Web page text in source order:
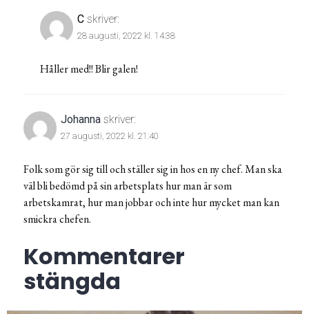
C skriver:
28 augusti, 2022 kl. 14:38
Håller med!! Blir galen!
Johanna skriver:
27 augusti, 2022 kl. 21:40
Folk som gör sig till och ställer sig in hos en ny chef. Man ska
väl bli bedömd på sin arbetsplats hur man är som
arbetskamrat, hur man jobbar och inte hur mycket man kan
smickra chefen.
Kommentarer
stängda